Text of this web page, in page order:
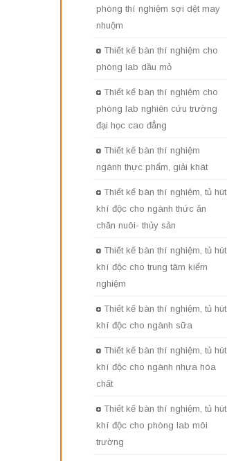
phòng thí nghiệm sợi dệt may
nhuộm
Thiết kế bàn thí nghiệm cho
phòng lab dầu mỏ
Thiết kế bàn thí nghiệm cho
phòng lab nghiên cứu trường
đại học cao đẳng
Thiết kế bàn thí nghiệm
ngành thực phẩm, giải khát
Thiết kế bàn thí nghiệm, tủ hút
khí độc cho ngành thức ăn
chăn nuôi- thủy sản
Thiết kế bàn thí nghiệm, tủ hút
khí độc cho trung tâm kiểm
nghiệm
Thiết kế bàn thí nghiệm, tủ hút
khí độc cho ngành sữa
Thiết kế bàn thí nghiệm, tủ hút
khí độc cho ngành nhựa hóa
chất
Thiết kế bàn thí nghiệm, tủ hút
khí độc cho phòng lab môi
trường